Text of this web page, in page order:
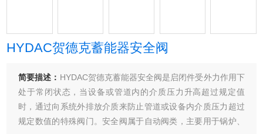
HYDAC贺德克蓄能器安全阀
简要描述： HYDAC贺德克蓄能器安全阀是启闭件受外力作用下
处于常闭状态，当设备或管道内的介质压力升高超过规定值
时，通过向系统外排放介质来防止管道或设备内介质压力超过
规定数值的特殊阀门。安全阀属于自动阀类，主要用于锅炉、